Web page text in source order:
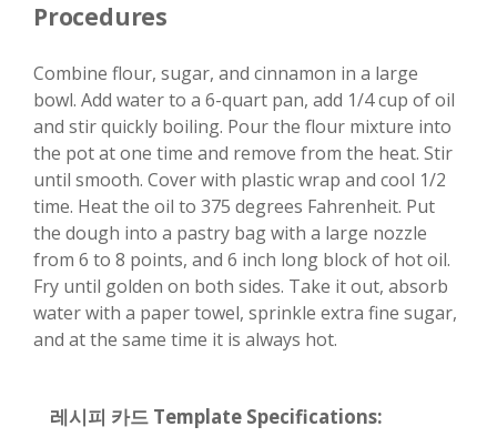
Procedures
Combine flour, sugar, and cinnamon in a large
bowl. Add water to a 6-quart pan, add 1/4 cup of oil
and stir quickly boiling. Pour the flour mixture into
the pot at one time and remove from the heat. Stir
until smooth. Cover with plastic wrap and cool 1/2
time. Heat the oil to 375 degrees Fahrenheit. Put
the dough into a pastry bag with a large nozzle
from 6 to 8 points, and 6 inch long block of hot oil.
Fry until golden on both sides. Take it out, absorb
water with a paper towel, sprinkle extra fine sugar,
and at the same time it is always hot.
레시피 카드 Template Specifications: